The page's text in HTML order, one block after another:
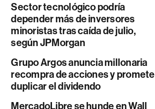
Sector tecnológico podría
depender más de inversores
minoristas tras caída de julio,
según JPMorgan
Grupo Argos anuncia millonaria
recompra de acciones y promete
duplicar el dividendo
MercadoLibre se hunde en Wall